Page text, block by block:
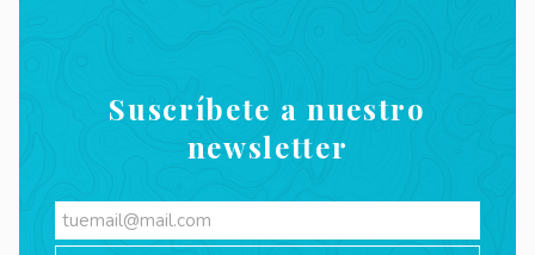
Suscríbete a nuestro
newsletter